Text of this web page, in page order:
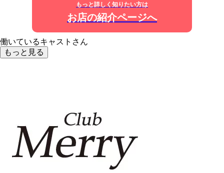
もっと詳しく知りたい方は
お店の紹介ページへ
働いているキャストさん
もっと見る